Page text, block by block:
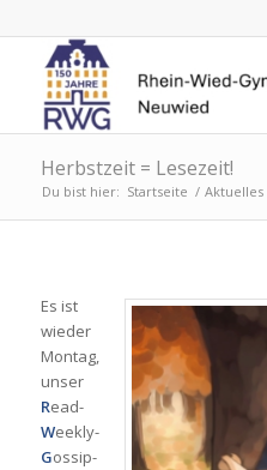
Herbstzeit = Lesezeit!
Du bist hier: Startseite / Aktuelles
Es ist
wieder
Montag,
unser
Read-
Weekly-
Gossip-